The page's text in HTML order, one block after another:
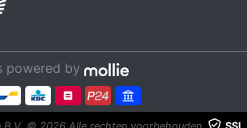
powered by